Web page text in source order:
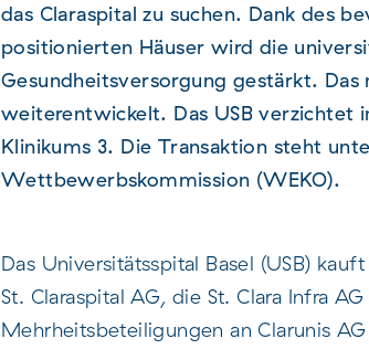
das Claraspital zu suchen. Dank des
positionierten Häuser wird die
Gesundheitsversorgung gestärkt.
weiterentwickelt. Das USB verzichtet
Klinikums 3. Die Transaktion steht
Wettbewerbskommission (WEKO).
Das Universitätsspital Basel (USB)
St. Claraspital AG, die St. Clara Infra
Mehrheitsbeteiligungen an Clarunis